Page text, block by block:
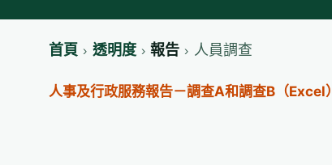
首頁 透明度 報告 人員調查
人事及行政服務報告－調查A和調查B（Excel）